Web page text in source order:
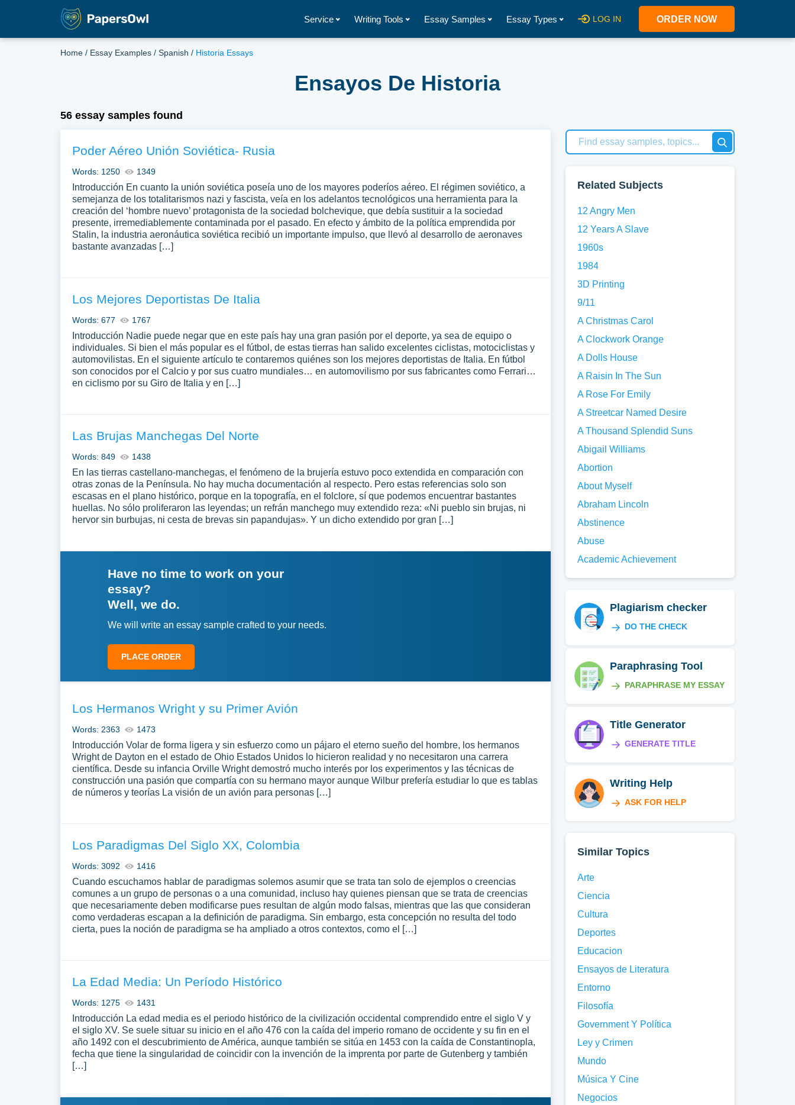
Service Writing Tools Essay Samples Essay Types LOG IN ORDER NOW
Home / Essay Examples / Spanish / Historia Essays
Ensayos De Historia
56 essay samples found
Poder Aéreo Unión Soviética- Rusia
Words: 1250 1349
Introducción En cuanto la unión soviética poseía uno de los mayores poderíos aéreo. El régimen soviético, a
semejanza de los totalitarismos nazi y fascista, veía en los adelantos tecnológicos una herramienta para la
creación del ‘hombre nuevo’ protagonista de la sociedad bolchevique, que debía sustituir a la sociedad
presente, irremediablemente contaminada por el pasado. En efecto y ámbito de la política emprendida por
Stalin, la industria aeronáutica soviética recibió un importante impulso, que llevó al desarrollo de aeronaves
bastante avanzadas […]
Los Mejores Deportistas De Italia
Words: 677 1767
Introducción Nadie puede negar que en este país hay una gran pasión por el deporte, ya sea de equipo o
individuales. Si bien el más popular es el fútbol, de estas tierras han salido excelentes ciclistas, motociclistas y
automovilistas. En el siguiente artículo te contaremos quiénes son los mejores deportistas de Italia. En fútbol
son conocidos por el Calcio y por sus cuatro mundiales… en automovilismo por sus fabricantes como Ferrari…
en ciclismo por su Giro de Italia y en […]
Las Brujas Manchegas Del Norte
Words: 849 1438
En las tierras castellano-manchegas, el fenómeno de la brujería estuvo poco extendida en comparación con
otras zonas de la Península. No hay mucha documentación al respecto. Pero estas referencias solo son
escasas en el plano histórico, porque en la topografía, en el folclore, sí que podemos encuentrar bastantes
huellas. No sólo proliferaron las leyendas; un refrán manchego muy extendido reza: «Ni pueblo sin brujas, ni
hervor sin burbujas, ni cesta de brevas sin papandujas». Y un dicho extendido por gran […]
Have no time to work on your
essay?
Well, we do.
We will write an essay sample crafted to your needs.
PLACE ORDER
Los Hermanos Wright y su Primer Avión
Words: 2363 1473
Introducción Volar de forma ligera y sin esfuerzo como un pájaro el eterno sueño del hombre, los hermanos
Wright de Dayton en el estado de Ohio Estados Unidos lo hicieron realidad y no necesitaron una carrera
científica. Desde su infancia Orville Wright demostró mucho interés por los experimentos y las técnicas de
construcción una pasión que compartía con su hermano mayor aunque Wilbur prefería estudiar lo que es tablas
de números y teorías La visión de un avión para personas […]
Los Paradigmas Del Siglo XX, Colombia
Words: 3092 1416
Cuando escuchamos hablar de paradigmas solemos asumir que se trata tan solo de ejemplos o creencias
comunes a un grupo de personas o a una comunidad, incluso hay quienes piensan que se trata de creencias
que necesariamente deben modificarse pues resultan de algún modo falsas, mientras que las que consideran
como verdaderas escapan a la definición de paradigma. Sin embargo, esta concepción no resulta del todo
cierta, pues la noción de paradigma se ha ampliado a otros contextos, como el […]
La Edad Media: Un Período Histórico
Words: 1275 1431
Introducción La edad media es el periodo histórico de la civilización occidental comprendido entre el siglo V y
el siglo XV. Se suele situar su inicio en el año 476 con la caída del imperio romano de occidente y su fin en el
año 1492 con el descubrimiento de América, aunque también se sitúa en 1453 con la caída de Constantinopla,
fecha que tiene la singularidad de coincidir con la invención de la imprenta por parte de Gutenberg y también
[…]
Related Subjects
12 Angry Men
12 Years A Slave
1960s
1984
3D Printing
9/11
A Christmas Carol
A Clockwork Orange
A Dolls House
A Raisin In The Sun
A Rose For Emily
A Streetcar Named Desire
A Thousand Splendid Suns
Abigail Williams
Abortion
About Myself
Abraham Lincoln
Abstinence
Abuse
Academic Achievement
Plagiarism checker
DO THE CHECK
Paraphrasing Tool
PARAPHRASE MY ESSAY
Title Generator
GENERATE TITLE
Writing Help
ASK FOR HELP
Similar Topics
Arte
Ciencia
Cultura
Deportes
Educacion
Ensayos de Literatura
Entorno
Filosofía
Government Y Política
Ley y Crimen
Mundo
Música Y Cine
Negocios